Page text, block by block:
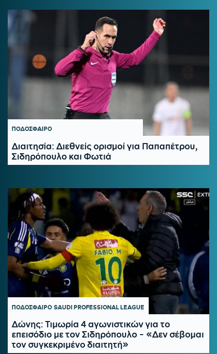
ΠΟΔΟΣΦΑΙΡΟ
Διαιτησία: Διεθνείς ορισμοί για Παπαπέτρου,
Σιδηρόπουλο και Φωτιά
ΠΟΔΟΣΦΑΙΡΟ SAUDI PROFESSIONAL LEAGUE
Δώνης: Τιμωρία 4 αγωνιστικών για το
επεισόδιο με τον Σιδηρόπουλο - «Δεν σέβομαι
τον συγκεκριμένο διαιτητή»